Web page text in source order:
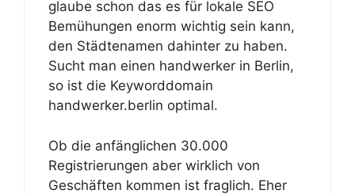
glaube schon das es für lokale SEO
Bemühungen enorm wichtig sein kann,
den Städtenamen dahinter zu haben.
Sucht man einen handwerker in Berlin,
so ist die Keyworddomain
handwerker.berlin optimal.
Ob die anfänglichen 30.000
Registrierungen aber wirklich von
Geschäften kommen ist fraglich. Eher